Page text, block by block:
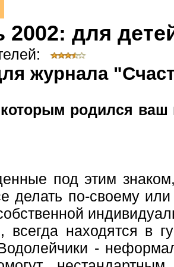
для
журнала
родился
под этим
делать по-своему
всегда находятся в
-